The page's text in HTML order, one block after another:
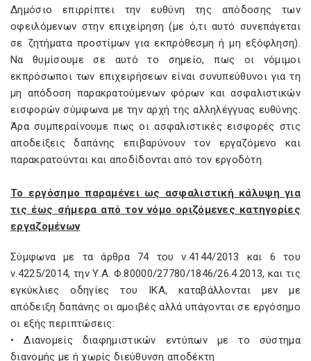
Δημόσιο επιρρίπτει την ευθύνη της απόδοσης των
οφειλόμενων στην επιχείρηση (με ό,τι αυτό συνεπάγεται
σε ζητήματα προστίμων για εκπρόθεσμη ή μη εξόφληση).
Να θυμίσουμε σε αυτό το σημείο, πως οι νόμιμοι
εκπρόσωποι των επιχειρήσεων είναι συνυπεύθυνοι για τη
μη απόδοση παρακρατούμενων φόρων και ασφαλιστικών
εισφορών σύμφωνα με την αρχή της αλληλέγγυας ευθύνης.
Άρα συμπεραίνουμε πως οι ασφαλιστικές εισφορές στις
αποδείξεις δαπάνης επιβαρύνουν τον εργαζόμενο και
παρακρατούνται και αποδίδονται από τον εργοδότη.
Το εργόσημο παραμένει ως ασφαλιστική κάλυψη για
τις έως σήμερα από τον νόμο οριζόμενες κατηγορίες
εργαζομένων
Σύμφωνα με τα άρθρα 74 του ν.4144/2013 και 6 του
ν.4225/2014, την Υ.Α. Φ.80000/27780/1846/26.4.2013, και τις
εγκύκλιες οδηγίες του ΙΚΑ, καταβάλλονται μεν με
απόδειξη δαπάνης οι αμοιβές αλλά υπάγονται σε εργόσημο
οι εξής περιπτώσεις:
• Διανομείς διαφημιστικών εντύπων με το σύστημα
διανομής με ή χωρίς διεύθυνση αποδέκτη